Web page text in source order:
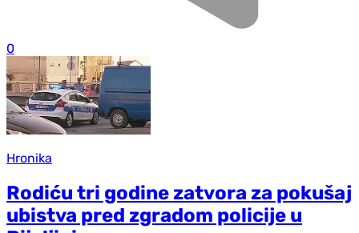
0
Hronika
Rodiću tri godine zatvora za pokušaj
ubistva pred zgradom policije u